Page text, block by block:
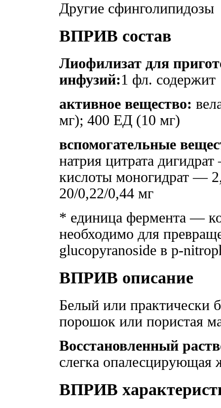
Другие сфинголипидозы
ВПРИВ состав
Лиофилизат для
инфузий:1 фл. содержит
активное вещество:
мг); 400 ЕД (10 мг)
вспомогательные
натрия цитрата
кислоты моногидрат —
20/0,22/0,44 мг
* единица фермента —
необходимо для
glucopyranoside в p-
ВПРИВ описание
Белый или практически
порошок или пористая
Восстановленный
слегка опалесцирующая
ВПРИВ